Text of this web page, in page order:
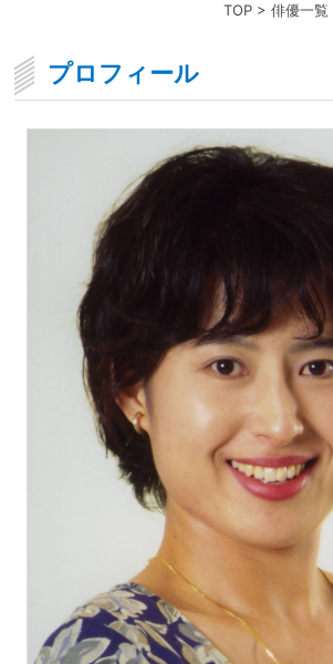
TOP> 俳優一覧
プロフィール